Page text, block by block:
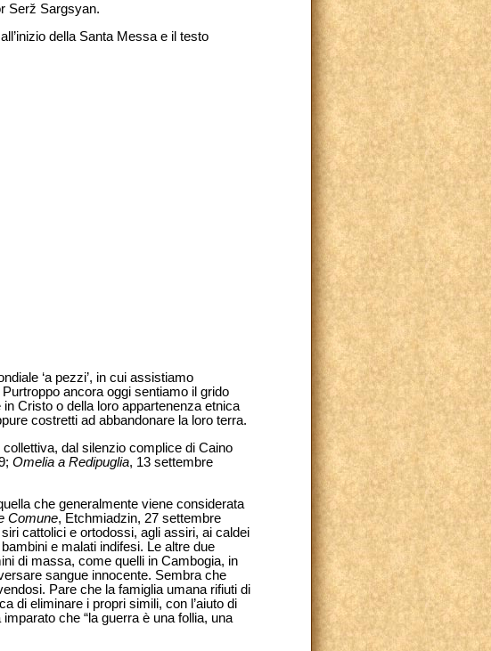
Serž Sargsyan.
della Santa Messa e il testo
‘a pezzi’, in cui assistiamo
ancora oggi sentiamo il grido
Cristo o della loro appartenenza etnica
costretti ad abbandonare la loro terra.
dal silenzio complice di Caino
Omelia a Redipuglia, 13 settembre
che generalmente viene considerata
Comune, Etchmiadzin, 27 settembre
cattolici e ortodossi, agli assiri, ai caldei
e malati indifesi. Le altre due
di massa, come quelli in Cambogia, in
sangue innocente. Sembra che
Pare che la famiglia umana rifiuti di
di eliminare i propri simili, con l’aiuto di
che “la guerra è una follia, una